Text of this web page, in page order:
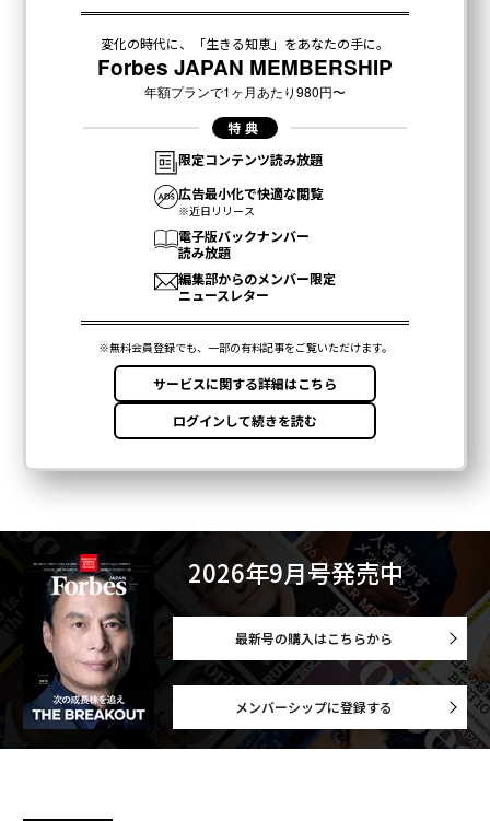
2026年9月号発売中
最新号の購入はこちらから
メンバーシップに登録する